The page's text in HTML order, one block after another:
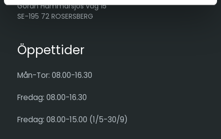
Göran Hammarsjös väg 15
SE-195 72 ROSERSBERG
Öppettider
Mån-Tor: 08.00-16.30
Fredag: 08.00-16.30
Fredag: 08.00-15.00 (1/5-30/9)